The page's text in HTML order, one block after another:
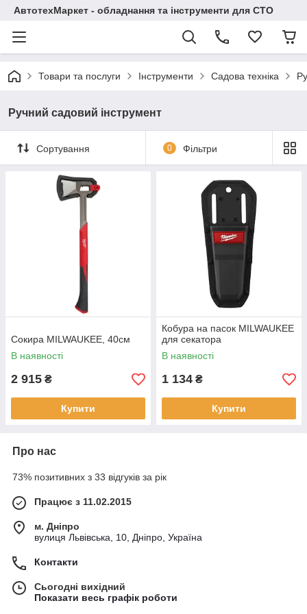
АвтотехМаркет - обладнання та інструменти для СТО
Товари та послуги Інструменти Садова техніка
Ручний садовий інструмент
Сортування 0 Фільтри
Сокира MILWAUKEE, 40см
В наявності
2 915 ₴
Купити
Кобура на пасок MILWAUKEE
для секатора
В наявності
1 134 ₴
Купити
Про нас
73% позитивних з 33 відгуків за рік
Працює з 11.02.2015
м. Дніпро
вулиця Львівська, 10, Дніпро, Україна
Контакти
Сьогодні вихідний
Показати весь графік роботи